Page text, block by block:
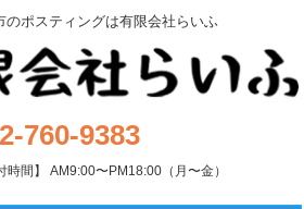
のポスティングは有限会社らいふ
760-9383
時間】 AM9:00〜PM18:00（月〜金）